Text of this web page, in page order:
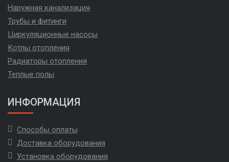
Наружная канализация
Трубы и фитинги
Циркуляционные насосы
Котлы отопления
Радиаторы отопления
Теплые полы
ИНФОРМАЦИЯ
Способы оплаты
Доставка оборудования
Установка оборудования